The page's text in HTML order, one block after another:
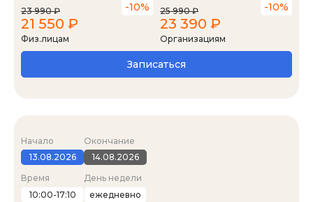
23 990 ₽ -10%
21 550 ₽
Физ.лицам
25 990 ₽ -10%
23 390 ₽
Организациям
Записаться
Начало
13.08.2026
Окончание
14.08.2026
Время
10:00-17:10
День недели
ежедневно